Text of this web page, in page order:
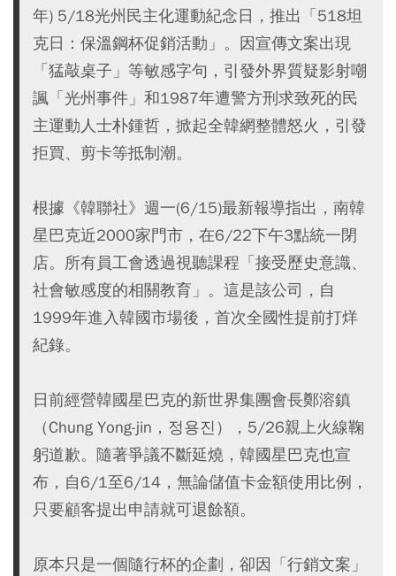
年) 5/18光州民主化運動紀念日，推出「518坦
克日：保溫鋼杯促銷活動」。因宣傳文案出現
「猛敲桌子」等敏感字句，引發外界質疑影射嘲
諷「光州事件」和1987年遭警方刑求致死的民
主運動人士朴鍾哲，掀起全韓網整體怒火，引發
拒買、剪卡等抵制潮。
根據《韓聯社》週一(6/15)最新報導指出，南韓
星巴克近2000家門市，在6/22下午3點統一閉
店。所有員工會透過視聽課程「接受歷史意識、
社會敏感度的相關教育」。這是該公司，自
1999年進入韓國市場後，首次全國性提前打烊
紀錄。
日前經營韓國星巴克的新世界集團會長鄭溶鎮
（Chung Yong-jin，정용진），5/26親上火線鞠
躬道歉。隨著爭議不斷延燒，韓國星巴克也宣
布，自6/1至6/14，無論儲值卡金額使用比例，
只要顧客提出申請就可退餘額。
原本只是一個隨行杯的企劃，卻因「行銷文案」